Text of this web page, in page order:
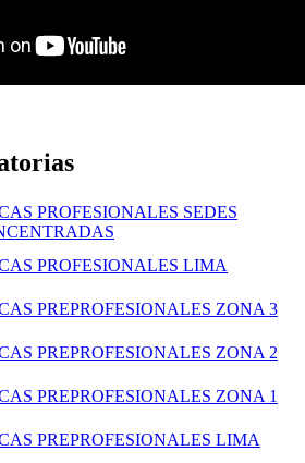
PROFESIONALES SEDES
PROFESIONALES LIMA
PREPROFESIONALES ZONA 3
PREPROFESIONALES ZONA 2
PREPROFESIONALES ZONA 1
PREPROFESIONALES LIMA